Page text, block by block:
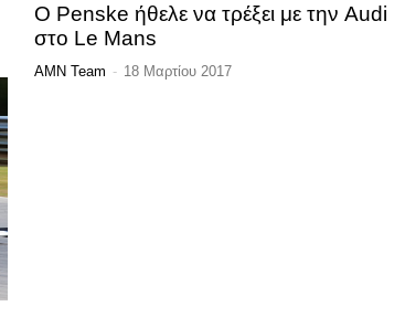
Ο Penske ήθελε να τρέξει με την Audi
στο Le Mans
AMN Team - 18 Μαρτίου 2017